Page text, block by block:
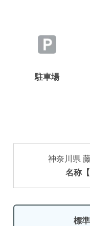
駐車場
神奈川県
名称
標